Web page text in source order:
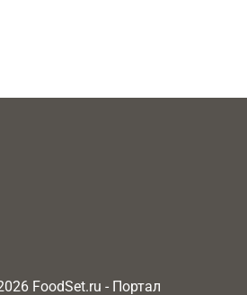
FoodSet.ru - Портал